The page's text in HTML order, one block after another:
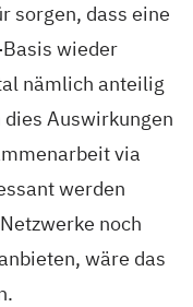
sorgen, dass eine
Basis wieder
nämlich anteilig
Auswirkungen
via
werden
noch
wäre das